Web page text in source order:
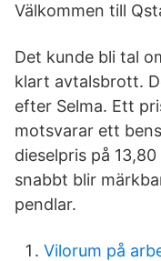
Välkommen till
Det kunde bli tal
klart avtalsbrott.
efter Selma. Ett
motsvarar ett
dieselpris på
snabbt blir
pendlar.
Vilorum på